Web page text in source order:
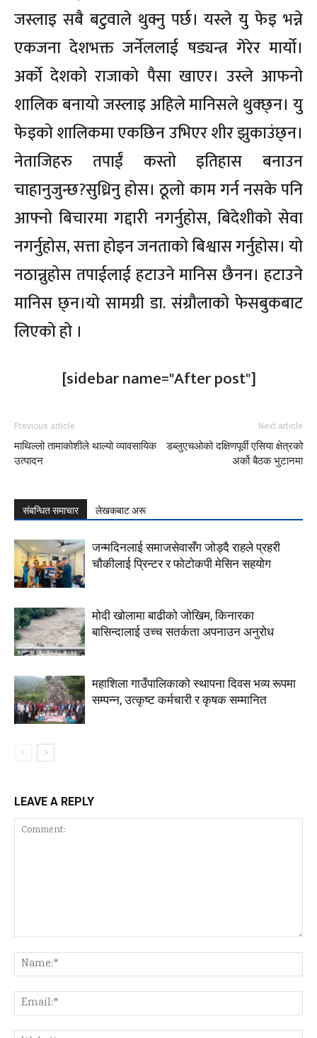
जस्लाइ सबै बटुवाले थुक्नु पर्छ। यस्ले यु फेइ भन्ने
एकजना देशभक्त जर्नेललाई षड्यन्त्र गेरेर मार्यो।
अर्को देशको राजाको पैसा खाएर। उस्ले आफनो
शालिक बनायो जस्लाइ अहिले मानिसले थुक्छ्न। यु
फेइको शालिकमा एकछिन उभिएर शीर झुकाउंछ्न।
नेताजिहरु तपाईं कस्तो इतिहास बनाउन
चाहानुजुन्छ?सुध्रिनु होस। ठूलो काम गर्न नसके पनि
आफ्नो बिचारमा गद्दारी नगर्नुहोस, बिदेशीको सेवा
नगर्नुहोस, सत्ता होइन जनताको बिश्वास गर्नुहोस। यो
नठान्नुहोस तपाईलाई हटाउने मानिस छैनन। हटाउने
मानिस छ्न।यो सामग्री डा. संग्रौलाको फेसबुकबाट
लिएको हो ।
[sidebar name="After post"]
Previous article
माथिल्लो तामाकोशीले थाल्यो व्यावसायिक
उत्पादन
Next article
डब्लुएचओको दक्षिणपूर्वी एसिया क्षेत्रको
अर्को बैठक भुटानमा
संबन्धित समाचार लेखकबाट अरू
जन्मदिनलाई समाजसेवासँग जोड्दै राहले प्रहरी
चौकीलाई प्रिन्टर र फोटोकपी मेसिन सहयोग
मोदी खोलामा बाढीको जोखिम, किनारका
बासिन्दालाई उच्च सतर्कता अपनाउन अनुरोध
महाशिला गाउँपालिकाको स्थापना दिवस भव्य रूपमा
सम्पन्न, उत्कृष्ट कर्मचारी र कृषक सम्मानित
LEAVE A REPLY